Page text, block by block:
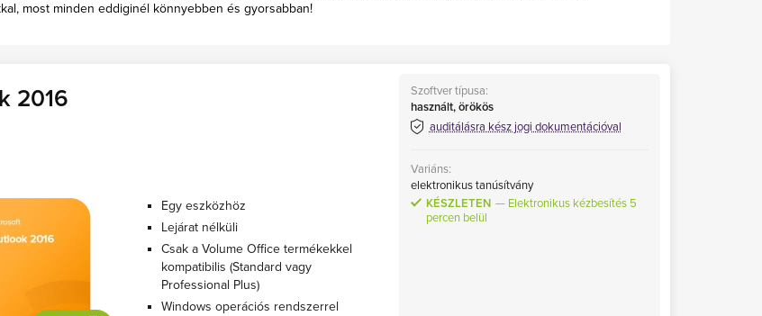
most minden eddiginél könnyebben és gyorsabban!
2016
Egy eszközhöz
Lejárat nélküli
Csak a Volume Office termékekkel
kompatibilis (Standard vagy
Professional Plus)
Windows operációs rendszerrel
Szoftver típusa:
használt, örökös
auditálásra kész jogi dokumentációval
Variáns:
elektronikus tanúsítvány
KÉSZLETEN
Elektronikus kézbesítés 5
percen belül